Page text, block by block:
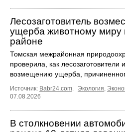
Лесозаготовитель
ущерба животному миру
районе
Томская межрайонная
проверила, как
возмещению ущерба,
Источник: Babr24.com. Экология,
07.08.2026
В столкновении